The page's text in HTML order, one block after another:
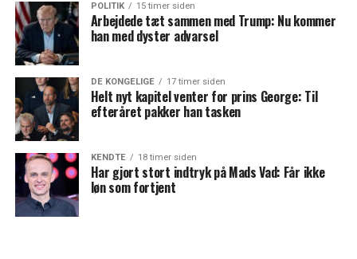
POLITIK 15 timer siden
Arbejdede tæt sammen med Trump: Nu kommer
han med dyster advarsel
DE KONGELIGE 17 timer siden
Helt nyt kapitel venter for prins George: Til
efteråret pakker han tasken
KENDTE 18 timer siden
Har gjort stort indtryk på Mads Vad: Får ikke
løn som fortjent